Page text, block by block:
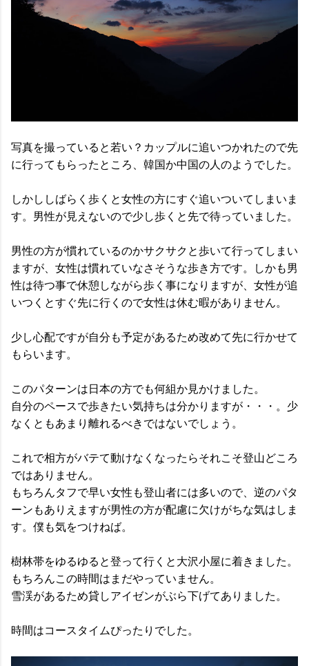
写真を撮っていると若い？カップルに追いつかれたので先
に行ってもらったところ、韓国か中国の人のようでした。
しかししばらく歩くと女性の方にすぐ追いついてしまいま
す。男性が見えないので少し歩くと先で待っていました。
男性の方が慣れているのかサクサクと歩いて行ってしまい
ますが、女性は慣れていなさそうな歩き方です。しかも男
性は待つ事で休憩しながら歩く事になりますが、女性が追
いつくとすぐ先に行くので女性は休む暇がありません。
少し心配ですが自分も予定があるため改めて先に行かせて
もらいます。
このパターンは日本の方でも何組か見かけました。
自分のペースで歩きたい気持ちは分かりますが・・・。少
なくともあまり離れるべきではないでしょう。
これで相方がバテて動けなくなったらそれこそ登山どころ
ではありません。
もちろんタフで早い女性も登山者には多いので、逆のパタ
ーンもありえますが男性の方が配慮に欠けがちな気はしま
す。僕も気をつけねば。
樹林帯をゆるゆると登って行くと大沢小屋に着きました。
もちろんこの時間はまだやっていません。
雪渓があるため貸しアイゼンがぶら下げてありました。
時間はコースタイムぴったりでした。